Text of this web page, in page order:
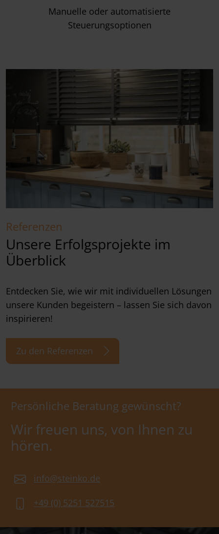
Manuelle oder automatisierte
Steuerungsoptionen
Referenzen
Unsere Erfolgsprojekte im
Überblick
Entdecken Sie, wie wir mit individuellen Lösungen
unsere Kunden begeistern – lassen Sie sich davon
inspirieren!
Zu den Referenzen
Persönliche Beratung gewünscht?
Wir freuen uns, von Ihnen zu
hören.
info@steinko.de
+49 (0) 5251 527515